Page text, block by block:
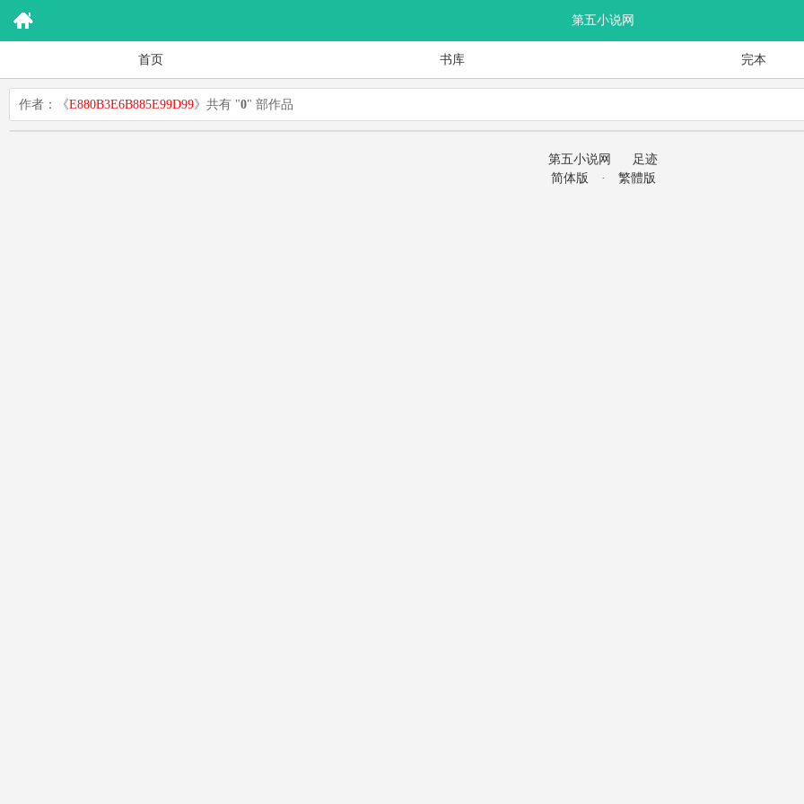
第五小说网
首页 书库 完本
作者：《E880B3E6B885E99D99》共有 "0" 部作品
第五小说网
足迹
简体版
· 繁體版